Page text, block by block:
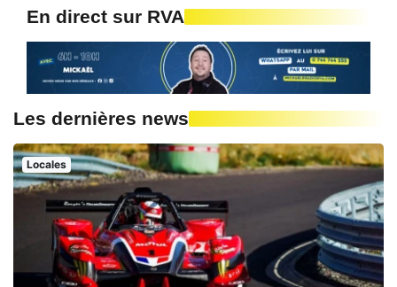
En direct sur RVA
Les dernières news
Locales